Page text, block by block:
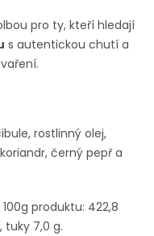
pro ty, kteří hledají
s autentickou chutí a
rostlinný olej,
černý pepř a
produktu: 422,8
tuky 7,0 g.